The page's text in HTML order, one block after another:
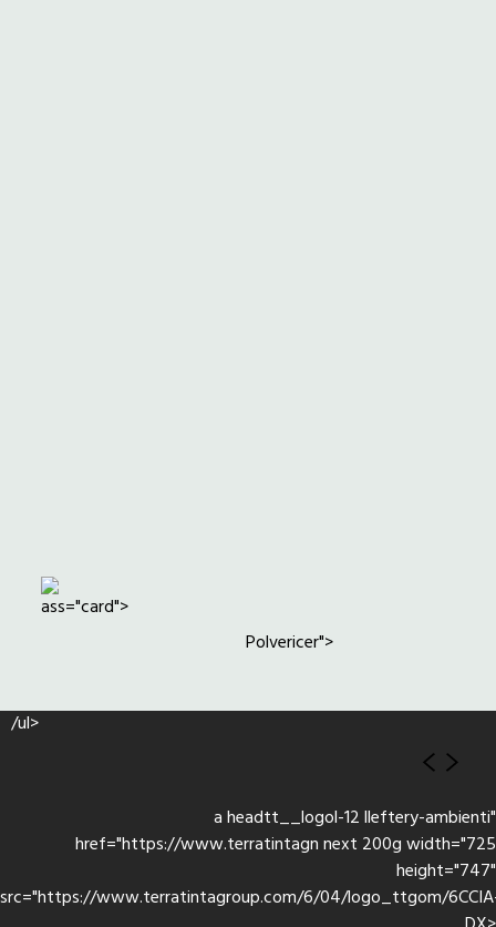
ass="card">
Polvericer">
/ul>
a headtt__logol-12 lleftery-ambienti"
href="https://www.terratintagn next 200g width="725
height="747"
src="https://www.terratintagroup.com/6/04/logo_ttgom/